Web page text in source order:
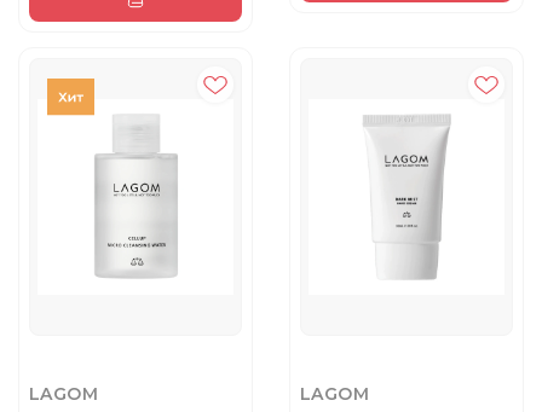
LAGOM LAGOM